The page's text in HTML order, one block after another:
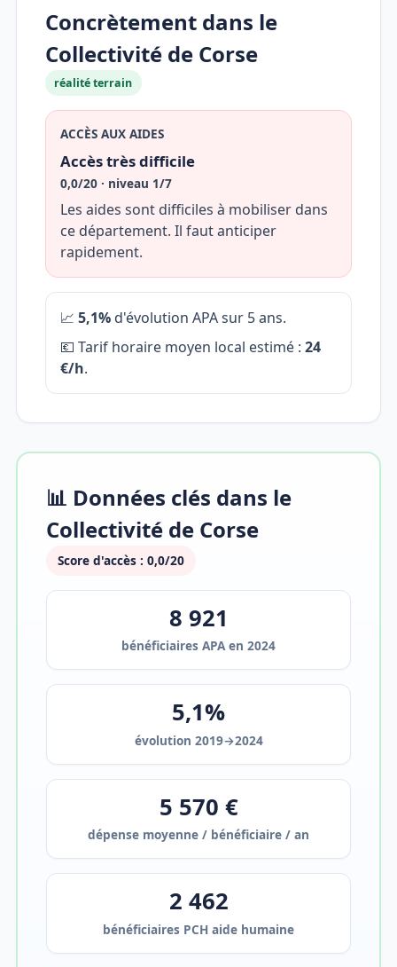
Concrètement dans le
Collectivité de Corse
réalité terrain
ACCÈS AUX AIDES
Accès très difficile
0,0/20 · niveau 1/7
Les aides sont difficiles à mobiliser dans
ce département. Il faut anticiper
rapidement.
📈 5,1% d'évolution APA sur 5 ans.
💶 Tarif horaire moyen local estimé : 24
€/h.
📊 Données clés dans le
Collectivité de Corse
Score d'accès : 0,0/20
8 921
bénéficiaires APA en 2024
5,1%
évolution 2019→2024
5 570 €
dépense moyenne / bénéficiaire / an
2 462
bénéficiaires PCH aide humaine